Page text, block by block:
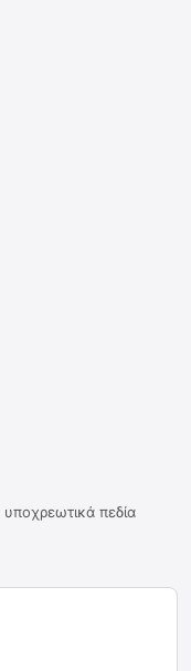
υποχρεωτικά πεδία